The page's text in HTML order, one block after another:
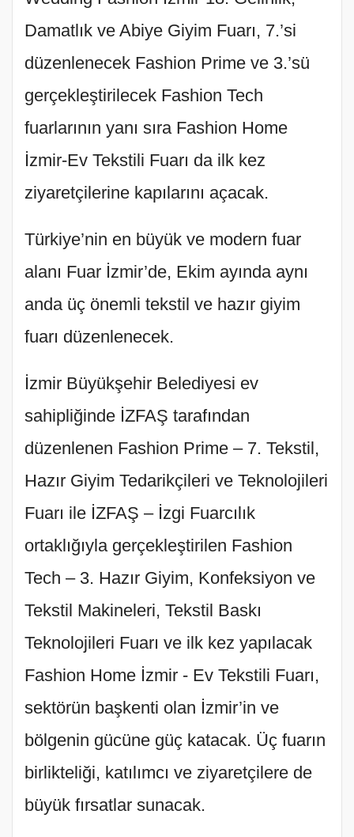
Damatlık ve Abiye Giyim Fuarı, 7.’si
düzenlenecek Fashion Prime ve 3.’sü
gerçekleştirilecek Fashion Tech
fuarlarının yanı sıra Fashion Home
İzmir-Ev Tekstili Fuarı da ilk kez
ziyaretçilerine kapılarını açacak.
Türkiye’nin en büyük ve modern fuar
alanı Fuar İzmir’de, Ekim ayında aynı
anda üç önemli tekstil ve hazır giyim
fuarı düzenlenecek.
İzmir Büyükşehir Belediyesi ev
sahipliğinde İZFAŞ tarafından
düzenlenen Fashion Prime – 7. Tekstil,
Hazır Giyim Tedarikçileri ve Teknolojileri
Fuarı ile İZFAŞ – İzgi Fuarcılık
ortaklığıyla gerçekleştirilen Fashion
Tech – 3. Hazır Giyim, Konfeksiyon ve
Tekstil Makineleri, Tekstil Baskı
Teknolojileri Fuarı ve ilk kez yapılacak
Fashion Home İzmir - Ev Tekstili Fuarı,
sektörün başkenti olan İzmir’in ve
bölgenin gücüne güç katacak. Üç fuarın
birlikteliği, katılımcı ve ziyaretçilere de
büyük fırsatlar sunacak.